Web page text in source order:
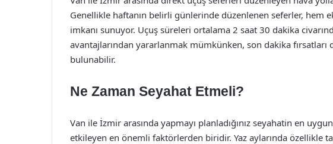
Genellikle haftanın belirli günlerinde düzenlenen seferler, hem
imkanı sunuyor. Uçuş süreleri ortalama 2 saat 30 dakika
avantajlarından yararlanmak mümkünken, son dakika
bulunabilir.
Ne Zaman Seyahat Etmeli?
Van ile İzmir arasında yapmayı planladığınız seyahatin en
etkileyen en önemli faktörlerden biridir. Yaz aylarında özellikle